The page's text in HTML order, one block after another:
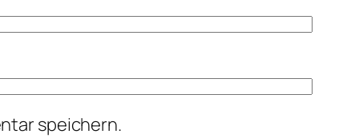
speichern.